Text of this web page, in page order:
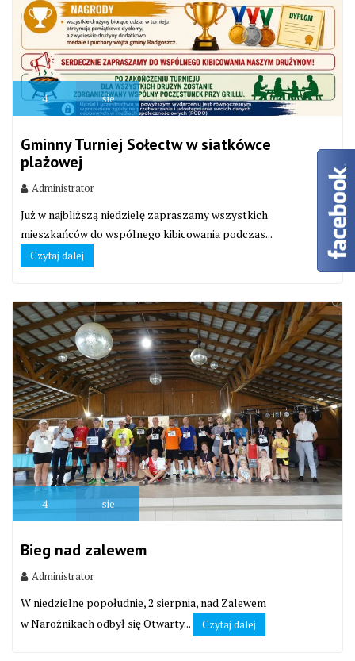
4 sie
Gminny Turniej Sołectw w siatkówce
plażowej
Administrator
Już w najbliższą niedzielę zapraszamy wszystkich
mieszkańców do wspólnego kibicowania podczas...
Czytaj dalej
4 sie
Bieg nad zalewem
Administrator
W niedzielne popołudnie, 2 sierpnia, nad Zalewem
w Narożnikach odbył się Otwarty...
Czytaj dalej